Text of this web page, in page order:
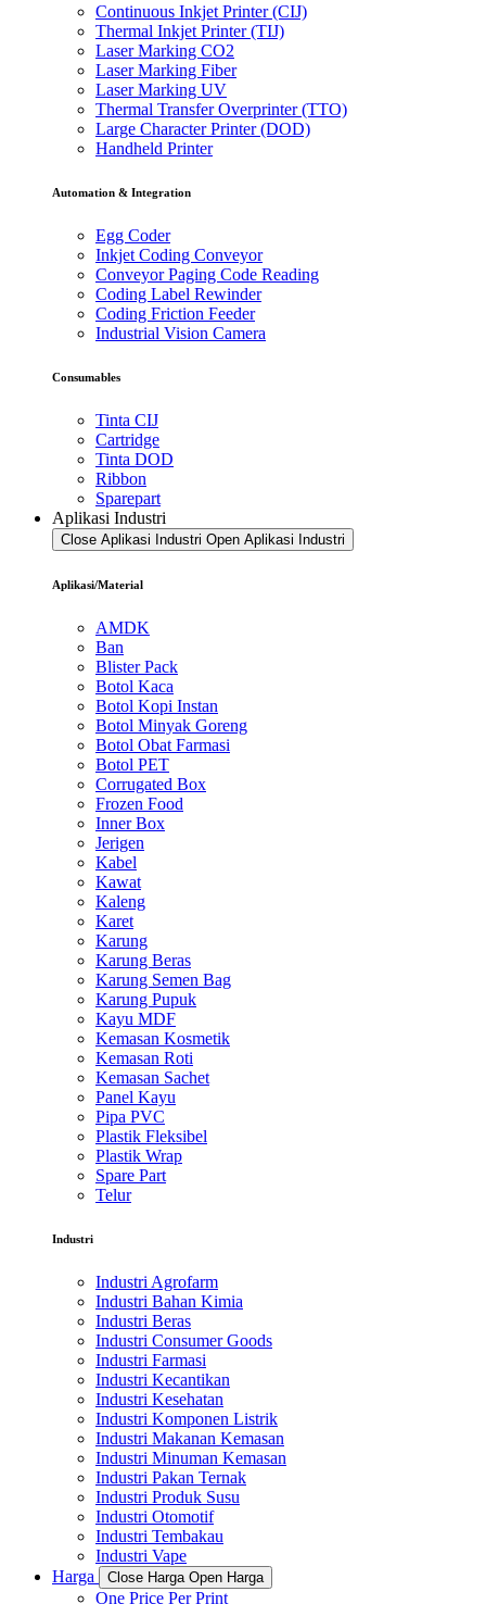
Continuous Inkjet Printer (CIJ)
Thermal Inkjet Printer (TIJ)
Laser Marking CO2
Laser Marking Fiber
Laser Marking UV
Thermal Transfer Overprinter (TTO)
Large Character Printer (DOD)
Handheld Printer
Automation & Integration
Egg Coder
Inkjet Coding Conveyor
Conveyor Paging Code Reading
Coding Label Rewinder
Coding Friction Feeder
Industrial Vision Camera
Consumables
Tinta CIJ
Cartridge
Tinta DOD
Ribbon
Sparepart
Aplikasi Industri
Close Aplikasi Industri Open Aplikasi Industri
Aplikasi/Material
AMDK
Ban
Blister Pack
Botol Kaca
Botol Kopi Instan
Botol Minyak Goreng
Botol Obat Farmasi
Botol PET
Corrugated Box
Frozen Food
Inner Box
Jerigen
Kabel
Kawat
Kaleng
Karet
Karung
Karung Beras
Karung Semen Bag
Karung Pupuk
Kayu MDF
Kemasan Kosmetik
Kemasan Roti
Kemasan Sachet
Panel Kayu
Pipa PVC
Plastik Fleksibel
Plastik Wrap
Spare Part
Telur
Industri
Industri Agrofarm
Industri Bahan Kimia
Industri Beras
Industri Consumer Goods
Industri Farmasi
Industri Kecantikan
Industri Kesehatan
Industri Komponen Listrik
Industri Makanan Kemasan
Industri Minuman Kemasan
Industri Pakan Ternak
Industri Produk Susu
Industri Otomotif
Industri Tembakau
Industri Vape
Harga
Close Harga Open Harga
One Price Per Print